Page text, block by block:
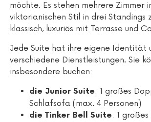
möchte. Es stehen mehrere Zimmer
viktorianischen Stil in drei Standings
klassisch, luxuriös mit Terrasse und
Jede Suite hat ihre eigene Identität
verschiedene Dienstleistungen. Sie
insbesondere buchen:
die Junior Suite: 1 großes
Schlafsofa (max. 4 Personen)
die Tinker Bell Suite: 1